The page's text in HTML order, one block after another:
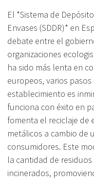
El *Sistema de
Envases (SDDR)* en
debate entre el
organizaciones
ha sido más lenta en
europeos, varios
establecimiento es
funciona con éxito en
fomenta el reciclaje de
metálicos a cambio de
consumidores. Este
la cantidad de
incinerados,